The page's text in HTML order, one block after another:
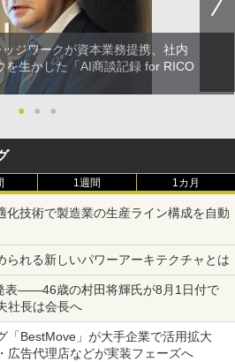
ジワークが資本業務提携、社内
を生かした「AI商談記録 for RICO
●
● ●
1週間 1カ月
化技術で製造業の生産ライン構成を自動
られる新しいパワーアーキテクチャとは
表――46歳の村田将輝氏が8月1日付で
社長は会長へ
「BestMove」が大手企業で活用拡大
広告代理店などが実装フェーズへ